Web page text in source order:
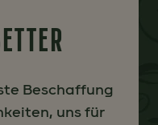
Beschaffung
uns für